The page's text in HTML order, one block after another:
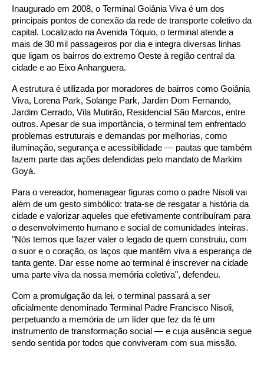
Inaugurado em 2008, o Terminal Goiânia Viva é um dos
principais pontos de conexão da rede de transporte coletivo da
capital. Localizado na Avenida Tóquio, o terminal atende a
mais de 30 mil passageiros por dia e integra diversas linhas
que ligam os bairros do extremo Oeste à região central da
cidade e ao Eixo Anhanguera.
A estrutura é utilizada por moradores de bairros como Goiânia
Viva, Lorena Park, Solange Park, Jardim Dom Fernando,
Jardim Cerrado, Vila Mutirão, Residencial São Marcos, entre
outros. Apesar de sua importância, o terminal tem enfrentado
problemas estruturais e demandas por melhorias, como
iluminação, segurança e acessibilidade — pautas que também
fazem parte das ações defendidas pelo mandato de Markim
Goyá.
Para o vereador, homenagear figuras como o padre Nisoli vai
além de um gesto simbólico: trata-se de resgatar a história da
cidade e valorizar aqueles que efetivamente contribuíram para
o desenvolvimento humano e social de comunidades inteiras.
"Nós temos que fazer valer o legado de quem construiu, com
o suor e o coração, os laços que mantêm viva a esperança de
tanta gente. Dar esse nome ao terminal é inscrever na cidade
uma parte viva da nossa memória coletiva", defendeu.
Com a promulgação da lei, o terminal passará a ser
oficialmente denominado Terminal Padre Francisco Nisoli,
perpetuando a memória de um líder que fez da fé um
instrumento de transformação social — e cuja ausência segue
sendo sentida por todos que conviveram com sua missão.